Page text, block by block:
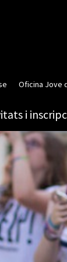
Oficina Jove
i